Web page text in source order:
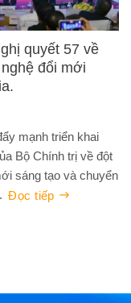
quyết 57 về
đổi mới
mạnh triển khai
Bộ Chính trị về đột
sáng tạo và chuyển
Đọc tiếp